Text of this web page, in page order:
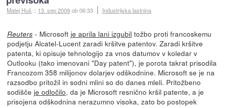
Matej Huš :: 13. sep 2009ob 06:33 Industrijska lastnina
Reuters- Microsoft je aprila lani izgubil tožbo proti francoskemu
podjetju Alcatel-Lucent zaradi kršitve patentov. Zaradi kršitve
patenta, ki opisuje tehnologijo za vnos datumov v koledar v
Outlooku (tako imenovani "Day patent"), je porota takrat prisodila
Francozom 358 milijonov dolarjev odškodnine. Microsoft se je na
razsodbo pritožil in sodni mlini so do danes mleli. Pritožbeno
sodišče je odločilo, da je Microsoft resnično kršil patente, a je
prisojena odškodnina nerazumno visoka, zato bo postopek